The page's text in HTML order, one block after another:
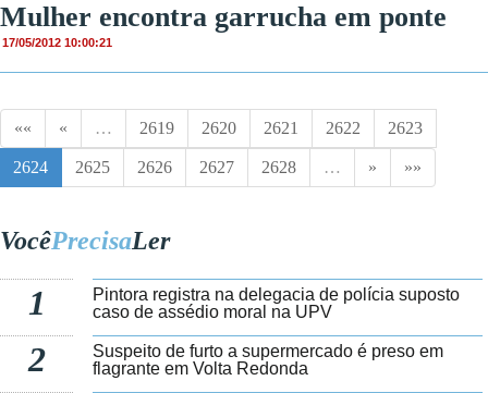
Mulher encontra garrucha em ponte
17/05/2012 10:00:21
«« « … 2619 2620 2621 2622 2623
2624 2625 2626 2627 2628 … » »»
VocêPrecisaLer
1
Pintora registra na delegacia de polícia suposto
caso de assédio moral na UPV
2
Suspeito de furto a supermercado é preso em
flagrante em Volta Redonda